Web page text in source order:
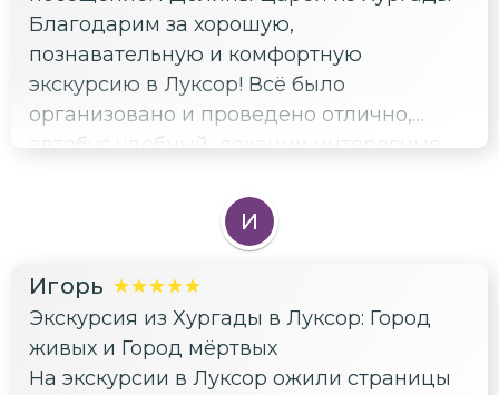
Благодарим за хорошую,
познавательную и комфортную
экскурсию в Луксор! Всё было
организовано и проведено отлично,
автобус удобный, локации интересные.
по теме и в целом для расширения
кругозора. Всем советуем съездить в
И
Игорь
Экскурсия из Хургады в Луксор: Город
живых и Город мёртвых
На экскурсии в Луксор ожили страницы